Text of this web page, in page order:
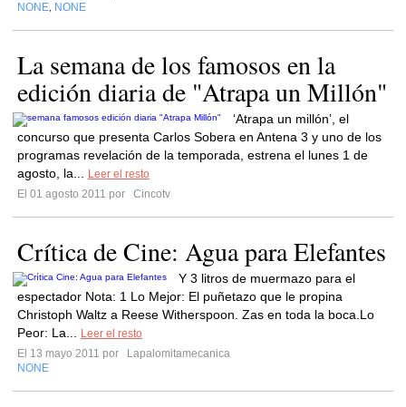
NONE NONE
La semana de los famosos en la
edición diaria de "Atrapa un Millón"
‘Atrapa un millón’, el
concurso que presenta Carlos Sobera en Antena 3 y uno de los
programas revelación de la temporada, estrena el lunes 1 de
agosto, la...
Leer el resto
El 01 agosto 2011 por
Cincotv
Crítica de Cine: Agua para Elefantes
Y 3 litros de muermazo para el
espectador Nota: 1 Lo Mejor: El puñetazo que le propina
Christoph Waltz a Reese Witherspoon. Zas en toda la boca.Lo
Peor: La...
Leer el resto
El 13 mayo 2011 por
Lapalomitamecanica
NONE